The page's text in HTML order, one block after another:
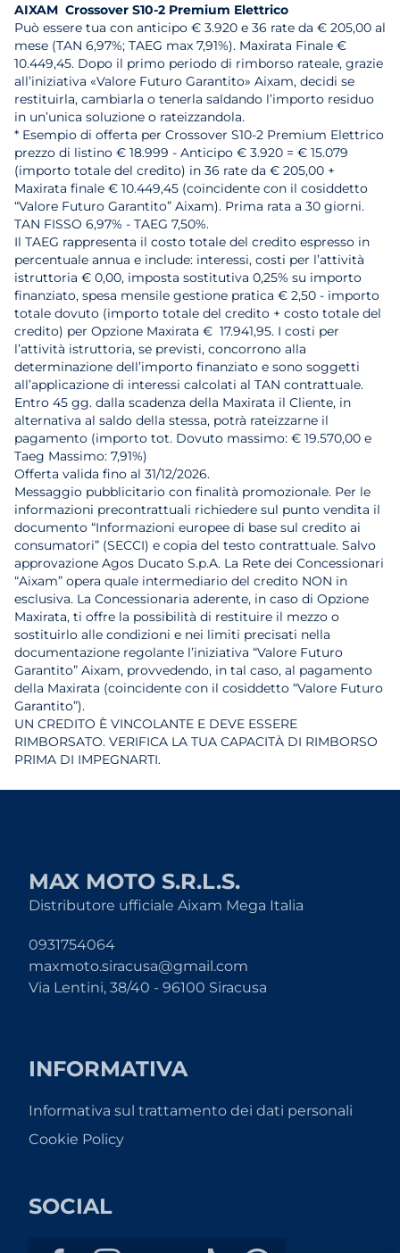
AIXAM Crossover S10-2 Premium Elettrico
Può essere tua con anticipo € 3.920 e 36 rate da € 205,00 al
mese (TAN 6,97%; TAEG max 7,91%). Maxirata Finale €
10.449,45. Dopo il primo periodo di rimborso rateale, grazie
all’iniziativa «Valore Futuro Garantito» Aixam, decidi se
restituirla, cambiarla o tenerla saldando l’importo residuo
in un’unica soluzione o rateizzandola.
* Esempio di offerta per Crossover S10-2 Premium Elettrico
prezzo di listino € 18.999 - Anticipo € 3.920 = € 15.079
(importo totale del credito) in 36 rate da € 205,00 +
Maxirata finale € 10.449,45 (coincidente con il cosiddetto
“Valore Futuro Garantito” Aixam). Prima rata a 30 giorni.
TAN FISSO 6,97% - TAEG 7,50%.
Il TAEG rappresenta il costo totale del credito espresso in
percentuale annua e include: interessi, costi per l’attività
istruttoria € 0,00, imposta sostitutiva 0,25% su importo
finanziato, spesa mensile gestione pratica € 2,50 - importo
totale dovuto (importo totale del credito + costo totale del
credito) per Opzione Maxirata € 17.941,95. I costi per
l’attività istruttoria, se previsti, concorrono alla
determinazione dell’importo finanziato e sono soggetti
all’applicazione di interessi calcolati al TAN contrattuale.
Entro 45 gg. dalla scadenza della Maxirata il Cliente, in
alternativa al saldo della stessa, potrà rateizzarne il
pagamento (importo tot. Dovuto massimo: € 19.570,00 e
Taeg Massimo: 7,91%)
Offerta valida fino al 31/12/2026.
Messaggio pubblicitario con finalità promozionale. Per le
informazioni precontrattuali richiedere sul punto vendita il
documento “Informazioni europee di base sul credito ai
consumatori” (SECCI) e copia del testo contrattuale. Salvo
approvazione Agos Ducato S.p.A. La Rete dei Concessionari
“Aixam” opera quale intermediario del credito NON in
esclusiva. La Concessionaria aderente, in caso di Opzione
Maxirata, ti offre la possibilità di restituire il mezzo o
sostituirlo alle condizioni e nei limiti precisati nella
documentazione regolante l’iniziativa “Valore Futuro
Garantito” Aixam, provvedendo, in tal caso, al pagamento
della Maxirata (coincidente con il cosiddetto “Valore Futuro
Garantito”).
UN CREDITO È VINCOLANTE E DEVE ESSERE
RIMBORSATO. VERIFICA LA TUA CAPACITÀ DI RIMBORSO
PRIMA DI IMPEGNARTI.
MAX MOTO S.R.L.S.
Distributore ufficiale Aixam Mega Italia
0931754064
maxmoto.siracusa@gmail.com
Via Lentini, 38/40 - 96100 Siracusa
INFORMATIVA
Informativa sul trattamento dei dati personali
Cookie Policy
SOCIAL